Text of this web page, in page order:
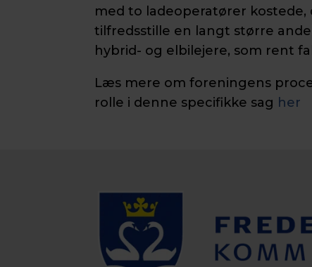
med to ladeoperatører kostede,
tilfredsstille en langt større
hybrid- og elbilejere, som rent
Læs mere om foreningens
rolle i denne specifikke sag her